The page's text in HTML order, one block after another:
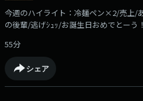
ず「行ってみたい国」の「マックスの
ください。佐藤栞里がそれに刺激され
ルの件名は「ケニア」でお願いします
今週のハイライト：冷麺ペン×2/売上/
の後輩/逃げｼｭｯ/お誕生日おめでとー
けなぁ？/たみこにうたれた/ﾀﾃﾅｶﾞﾄﾞｳｶ
Sunday」！radikoアプリなら過去回も
https://radiko.jp/podcast/channels/
351d239da28b?share=1コーナーメー
55分
シェア